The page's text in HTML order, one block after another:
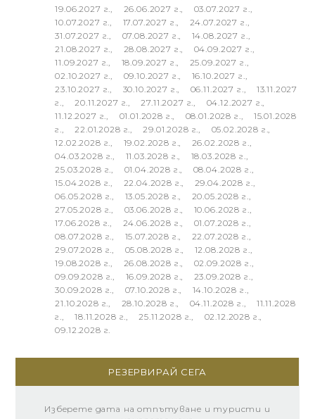
РЕЗЕРВИРАЙ СЕГА
Изберете дата на отпътуване и туристи и